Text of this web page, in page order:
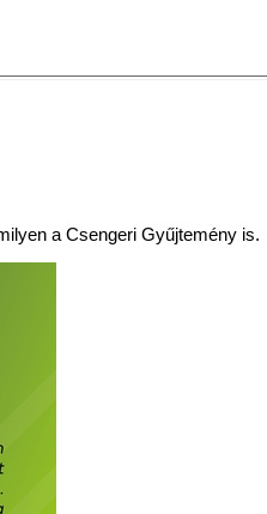
a Csengeri Gyűjtemény is.